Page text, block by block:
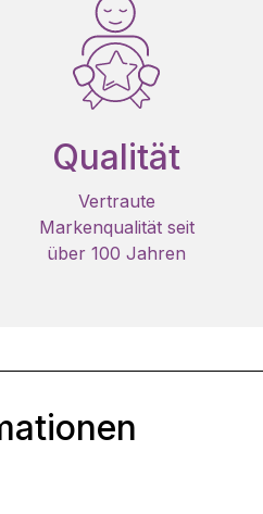
Qualität
Vertraute
Markenqualität seit
über 100 Jahren